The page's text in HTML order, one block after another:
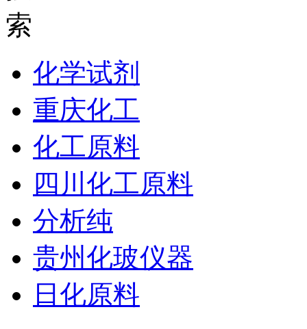
化学试剂
重庆化工
化工原料
四川化工原料
分析纯
贵州化玻仪器
日化原料